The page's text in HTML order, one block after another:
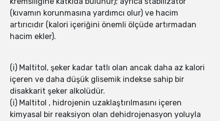
(kıvamın korunmasına yardımcı olur) ve hacim
artırıcıdır (kalori içeriğini önemli ölçüde artırmadan
hacim ekler).
(i) Maltitol, şeker kadar tatlı olan ancak daha az kalori
içeren ve daha düşük glisemik indekse sahip bir
disakkarit şeker alkolüdür.
(i) Maltitol , hidrojenin uzaklaştırılmasını içeren
kimyasal bir reaksiyon olan dehidrojenasyon yoluyla